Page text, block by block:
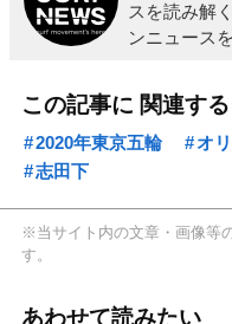
スを読み解
ンニュース
この記事に 関連す
2020年東京五輪 オ
志田下
※当サイト内の文章・画像等
す。
あわせて読みたい